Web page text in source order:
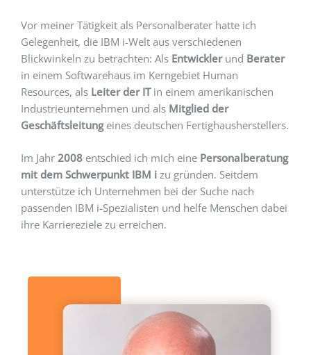
Vor meiner Tätigkeit als Personalberater hatte ich
Gelegenheit, die IBM i-Welt aus verschiedenen
Blickwinkeln zu betrachten: Als Entwicklerund Berater
in einem Softwarehaus im Kerngebiet Human
Resources, als Leiter der ITin einem amerikanischen
Industrieunternehmen und als Mitglied der
Geschäftsleitungeines deutschen Fertighausherstellers.
Im Jahr 2008 entschied ich mich eine Personalberatung
mit dem Schwerpunkt IBM i zu gründen. Seitdem
unterstütze ich Unternehmen bei der Suche nach
passenden IBM i-Spezialisten und helfe Menschen dabei
ihre Karriereziele zu erreichen.